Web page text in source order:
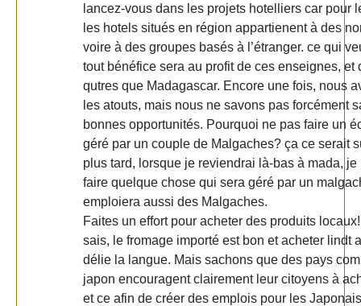
lancez-vous dans les projets hotelliers car pour
les hotels situés en région appartienent à des
voire à des groupes basés à l’étranger. ce qui
tout bénéfice sera au profit de ces enseignes, et
qutres que Madagascar. Encore une fois, nous
les atouts, mais nous ne savons pas forcément
bonnes opportunités. Pourquoi ne pas faire un
géré par un couple de Malgaches? ça ce serait
plus tard, lorsque je reviendrai là-bas à mada, je
faire quelque chose qui sera géré par un
emploiera aussi des Malgaches.
Faites un effort pour acheter des produits
sais, le fromage importé est bon et acheter lindt
délie la langue. Mais sachons que des pays
japon encouragent clairement leur citoyens à
et ce afin de créer des emplois pour les